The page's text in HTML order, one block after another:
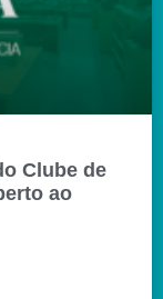
Clube de
ao